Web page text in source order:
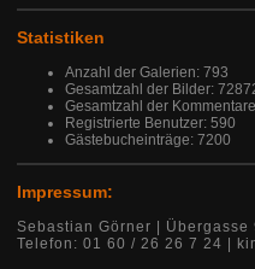
Statistiken
Anzahl der Galerien: 793
Gesamtzahl der Bilder:
Gesamtzahl der
Registrierte Benutzer: 590
Gästebucheinträge: 7200
Impressum:
Sebastian Görner |
Telefon: 01 60 / 26 26 7 24 |